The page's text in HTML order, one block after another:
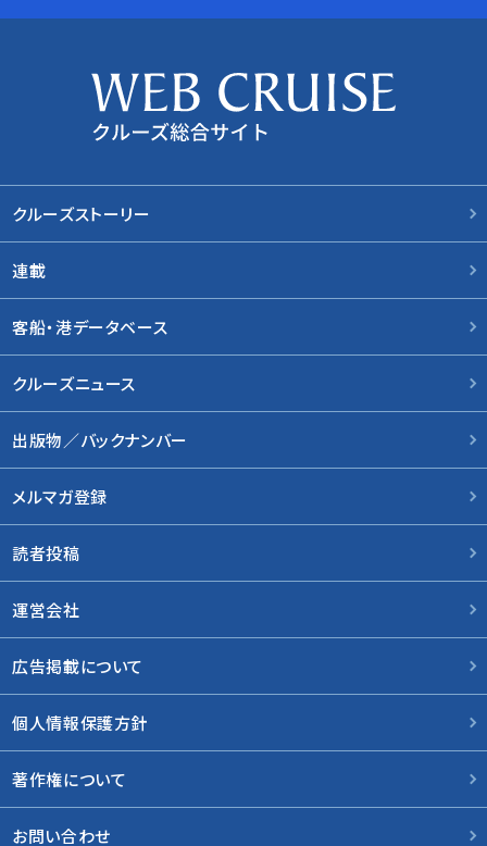
クルーズストーリー
連載
客船・港データベース
クルーズニュース
出版物／バックナンバー
メルマガ登録
読者投稿
運営会社
広告掲載について
個人情報保護方針
著作権について
お問い合わせ